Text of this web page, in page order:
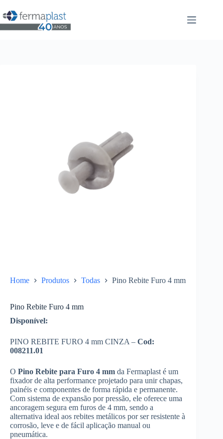
Home Produtos Todas Pino Rebite Furo 4 mm
Pino Rebite Furo 4 mm
Disponível:
PINO REBITE FURO 4 mm CINZA – Cod:
008211.01
O Pino Rebite para Furo 4 mm da Fermaplast é um
fixador de alta performance projetado para unir chapas,
painéis e componentes de forma rápida e permanente.
Com sistema de expansão por pressão, ele oferece uma
ancoragem segura em furos de 4 mm, sendo a
alternativa ideal aos rebites metálicos por ser resistente à
corrosão, leve e de fácil aplicação manual ou
pneumática.